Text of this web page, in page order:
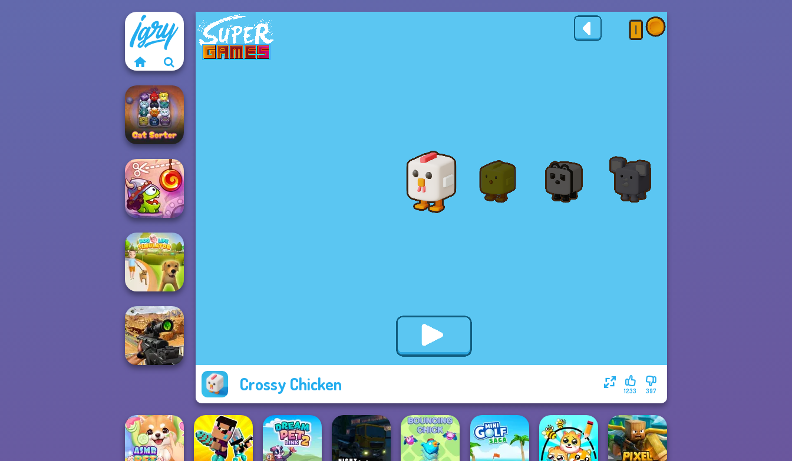
Crossy Chicken 397
1233
Cat Sorter Puzzle
Cut The Rope:
Time Travel
Dog Life
Simulator
3D